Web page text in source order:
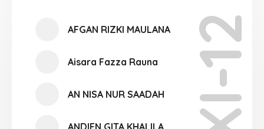
XI-12
AFGAN RIZKI MAULANA
Aisara Fazza Rauna
AN NISA NUR SAADAH
ANDIEN GITA KHALILA